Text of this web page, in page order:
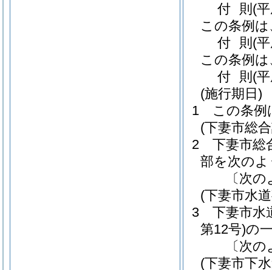
付 則 (
この条例
付 則 (
この条例
付 則 (
(施行期日)
1
この条例
(下妻市総
2
下妻市総
部を次の
〔次
(下妻市水
3
下妻市水
第12号)の
〔次
(下妻市下